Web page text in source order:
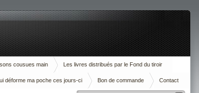
cousues main Les livres distribués par le Fond du tiroir
déforme ma poche ces jours-ci Bon de commande Contact